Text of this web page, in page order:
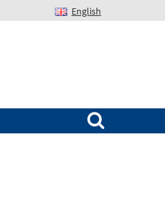
English
Suchen nach: